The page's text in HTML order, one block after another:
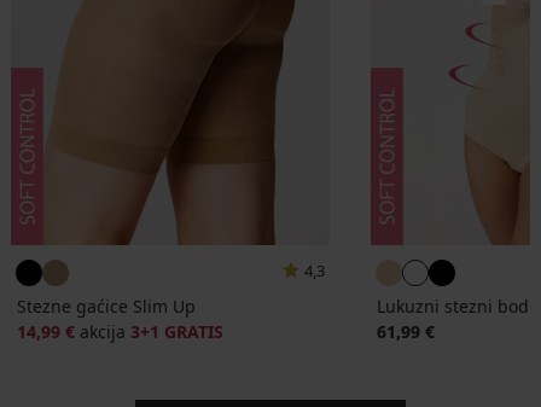
4,3
Stezne gaćice Slim Up
14,99 € akcija 3+1 GRATIS
Lukuzni stezni bodi
61,99 €